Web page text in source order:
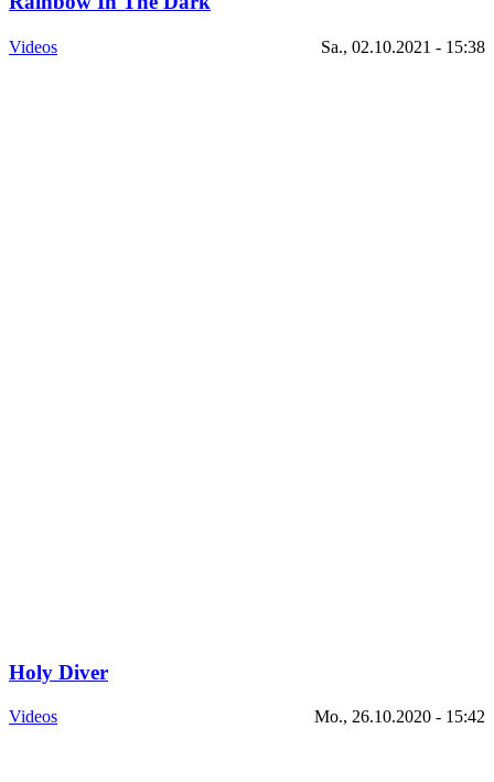
Videos Sa., 02.10.2021 - 15:38
Holy Diver
Videos Mo., 26.10.2020 - 15:42